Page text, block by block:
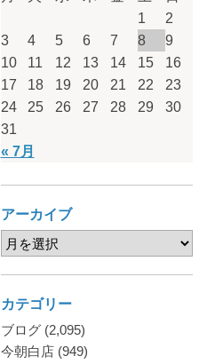
« 7月
1
2
3
4 5 6 7 8
9
10
11 12 13 14 15
16
17
18 19 20 21 22
23
24
25 26 27 28 29
30
31
アーカイブ
カテゴリー
ブログ(2,095)
今朝白店(949)